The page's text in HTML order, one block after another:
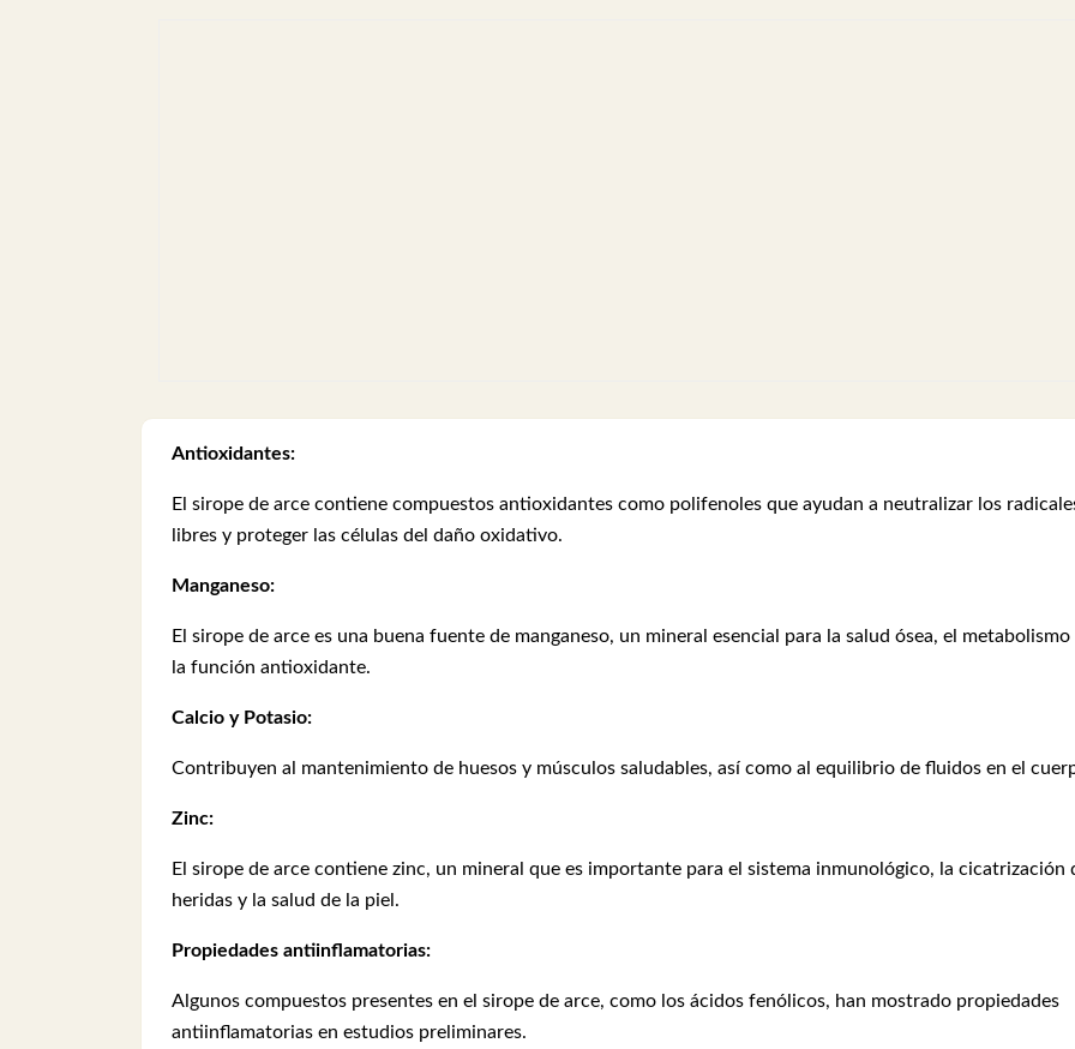
Antioxidantes:
El sirope de arce contiene compuestos antioxidantes como polifenoles que ayudan a neutralizar los
libres y proteger las células del daño oxidativo.
Manganeso:
El sirope de arce es una buena fuente de manganeso, un mineral esencial para la salud ósea, el metabolismo
la función antioxidante.
Calcio y Potasio:
Contribuyen al mantenimiento de huesos y músculos saludables, así como al equilibrio de fluidos en el
Zinc:
El sirope de arce contiene zinc, un mineral que es importante para el sistema inmunológico, la cicatrización
heridas y la salud de la piel.
Propiedades antiinflamatorias:
Algunos compuestos presentes en el sirope de arce, como los ácidos fenólicos, han mostrado propiedades
antiinflamatorias en estudios preliminares.